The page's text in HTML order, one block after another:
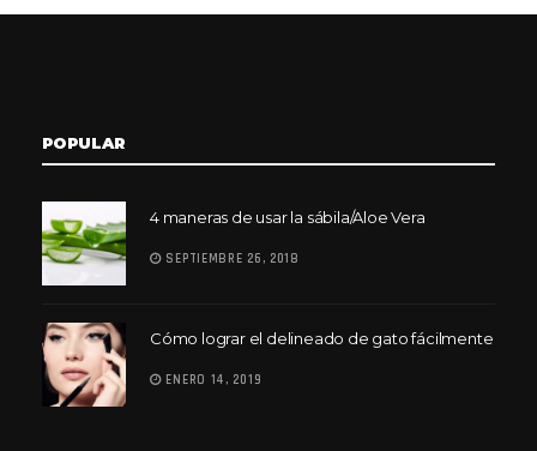
POPULAR
4 maneras de usar la sábila/Aloe Vera
SEPTIEMBRE 26, 2018
Cómo lograr el delineado de gato fácilmente
ENERO 14, 2019